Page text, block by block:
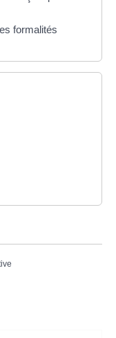
formalités